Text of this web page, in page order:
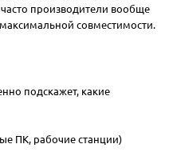
производители вообще
максимальной совместимости.
подскажет, какие
ПК, рабочие станции)